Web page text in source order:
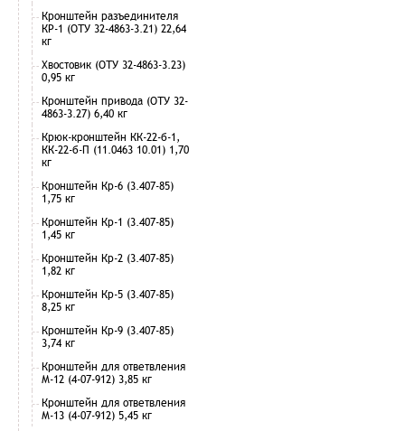
Кронштейн разъединителя
КР-1 (ОТУ 32-4863-3.21) 22,64
кг
Хвостовик (ОТУ 32-4863-3.23)
0,95 кг
Кронштейн привода (ОТУ 32-
4863-3.27) 6,40 кг
Крюк-кронштейн КК-22-б-1,
КК-22-б-П (11.0463 10.01) 1,70
кг
Кронштейн Кр-6 (3.407-85)
1,75 кг
Кронштейн Кр-1 (3.407-85)
1,45 кг
Кронштейн Кр-2 (3.407-85)
1,82 кг
Кронштейн Кр-5 (3.407-85)
8,25 кг
Кронштейн Кр-9 (3.407-85)
3,74 кг
Кронштейн для ответвления
М-12 (4-07-912) 3,85 кг
Кронштейн для ответвления
М-13 (4-07-912) 5,45 кг